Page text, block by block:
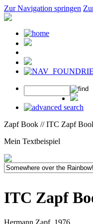
Zur Navigation springen
Zapf Book // ITC Zapf
Mein Textbeispiel
ITC Zapf
Hermann Zapf, 1976